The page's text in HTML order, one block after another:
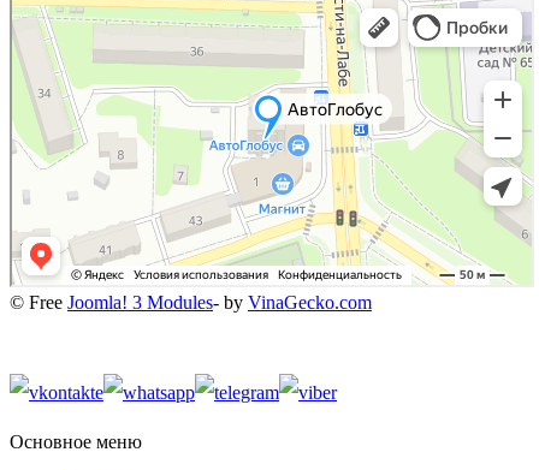
© Free Joomla! 3 Modules- by VinaGecko.com
Основное меню